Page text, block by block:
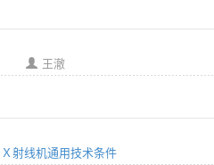
王澈
射线机通用技术条件